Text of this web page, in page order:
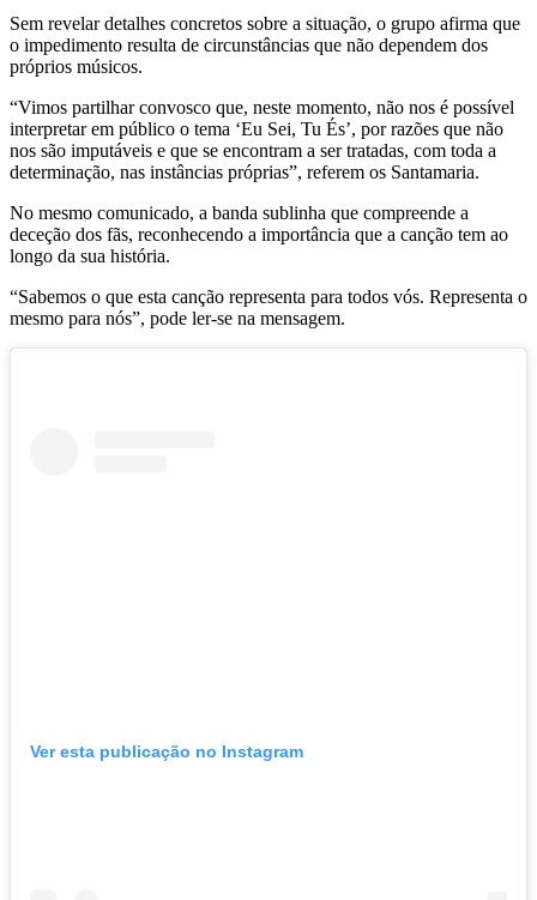
Sem revelar detalhes concretos sobre a situação, o grupo afirma que
o impedimento resulta de circunstâncias que não dependem dos
próprios músicos.
“Vimos partilhar convosco que, neste momento, não nos é possível
interpretar em público o tema ‘Eu Sei, Tu És’, por razões que não
nos são imputáveis e que se encontram a ser tratadas, com toda a
determinação, nas instâncias próprias”, referem os Santamaria.
No mesmo comunicado, a banda sublinha que compreende a
deceção dos fãs, reconhecendo a importância que a canção tem ao
longo da sua história.
“Sabemos o que esta canção representa para todos vós. Representa o
mesmo para nós”, pode ler-se na mensagem.
Ver esta publicação no Instagram